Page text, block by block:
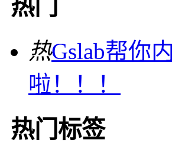
热门
热Gslab帮你
啦！！！
热门标签